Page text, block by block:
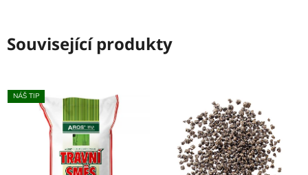
Související produkty
NÁŠ TIP